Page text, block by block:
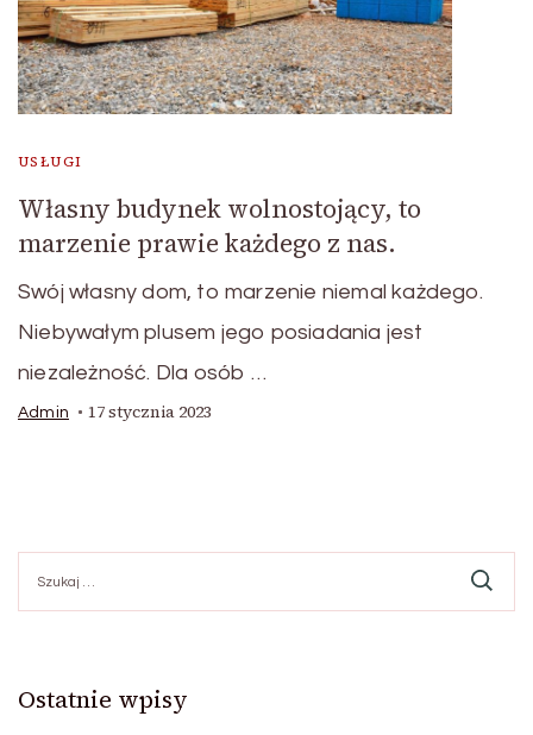
USŁUGI
Własny budynek wolnostojący, to
marzenie prawie każdego z nas.
Swój własny dom, to marzenie niemal każdego.
Niebywałym plusem jego posiadania jest
niezależność. Dla osób …
Admin 17 stycznia 2023
Ostatnie wpisy